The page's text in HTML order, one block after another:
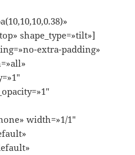
shape_type=»tilt»]
extra-padding»
width=»1/1″